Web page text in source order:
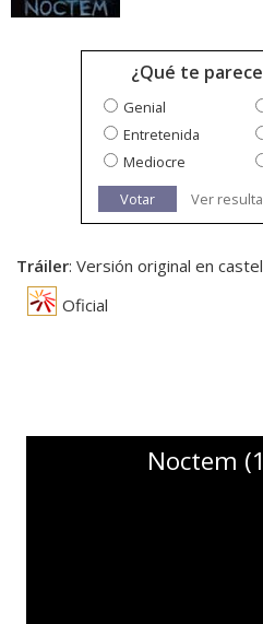
¿Qué te
Genial
Entretenida
Mediocre
Votar
Ver
Tráiler: Versión original en
Oficial
Noctem